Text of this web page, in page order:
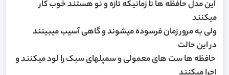
این مدل حافظه ها تا زمانیکه تازه و نو هستند خوب کار
میکنند
ولی به مرور زمان فرسوده میشوند و گاهی آسیب میبینند
در این حالت
حافظه ها ست های معمولی و سمپلهای سبک را لود میکنند و